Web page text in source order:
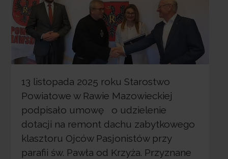
13 listopada 2025 roku Starostwo
Powiatowe w Rawie Mazowieckiej
podpisało umowę o udzielenie
dotacji na remont dachu zabytkowego
klasztoru Ojców Pasjonistów przy
parafii św. Pawła od Krzyża. Przyznane